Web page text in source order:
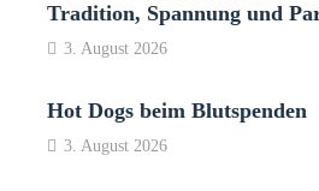
Tradition, Spannung und
3. August 2026
Hot Dogs beim Blutspenden
3. August 2026